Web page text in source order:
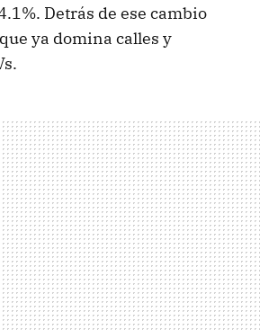
Detrás de ese cambio
ya domina calles y